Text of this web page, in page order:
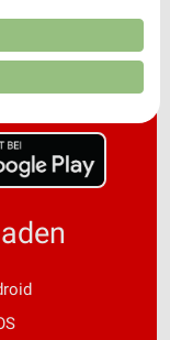
in
Entwicklung und
Daten zur Auswahl
und in die